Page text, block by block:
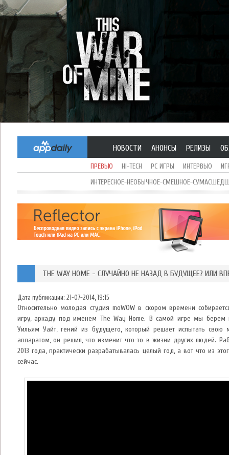
НОВОСТИ АНОНСЫ РЕЛИЗЫ
ПРЕВЬЮ HI-TECH PC ИГРЫ ИНТЕРВЬЮ
ИНТЕРЕСНОЕ-НЕОБЫЧНОЕ-СМЕШНОЕ-
THE WAY HOME - СЛУЧАЙНО НЕ НАЗАД В БУДУЩЕЕ? ИЛИ
Дата публикации: 21-07-2014, 19:15
Относительно молодая студия moWOW в скором времени
игру, аркаду под именем The Way Home. В самой игре мы берем
Уильям Уайт, гений из будущего, который решает испытать
аппаратом, он решил, что изменит что-то в жизни других людей.
2013 года, практически разрабатывалась целый год, а вот что из
сейчас.